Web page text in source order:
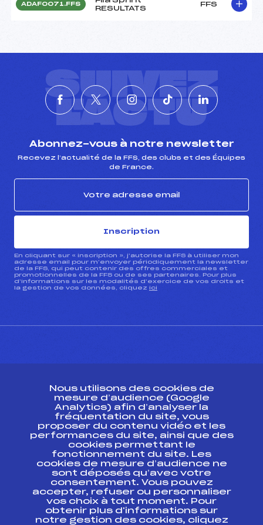
ADAF0071.FFS
RESULTATS
FFS
SUIVEZ
L'ACTU
Abonnez-vous à notre newsletter
Recevez l’actualité de la FFS, des clubs et des Équipes
de France.
Inscription
En cliquant sur « inscription », j’autorise la FFS à utiliser mon
adresse email pour m’envoyer périodiquement la newsletter
de la FFS, qui peut contenir des offres commerciales et
promotionnelles de la FFS ou de ses partenaires. Pour plus
d’informations sur les modalités d’exercice de vos droits et
la gestion de vos données, cliquez ici
ESPACE PRESSE
Ressources
Pass’Neige
Projet sportif fédéral
Projet de performance fédéral
Antidopage
Pôle Développement, Formation, Suivi
Scientifique
Listes ministérielles
Pôle vie de l’athlète
Nous utilisons des cookies de
mesure d’audience (Google
Analytics) afin d’analyser la
fréquentation du site, vous
proposer du contenu vidéo et les
performances du site, ainsi que des
cookies permettant le
fonctionnement du site. Les
cookies de mesure d’audience ne
sont déposés qu’avec votre
consentement. Vous pouvez
accepter, refuser ou personnaliser
vos choix à tout moment. Pour
obtenir plus d'informations sur
notre gestion des cookies, cliquez